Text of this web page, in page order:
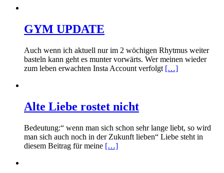
GYM UPDATE
Auch wenn ich aktuell nur im 2 wöchigen Rhytmus weiter
basteln kann geht es munter vorwärts. Wer meinen wieder
zum leben erwachten Insta Account verfolgt […]
Alte Liebe rostet nicht
Bedeutung:“ wenn man sich schon sehr lange liebt, so wird
man sich auch noch in der Zukunft lieben“ Liebe steht in
diesem Beitrag für meine […]